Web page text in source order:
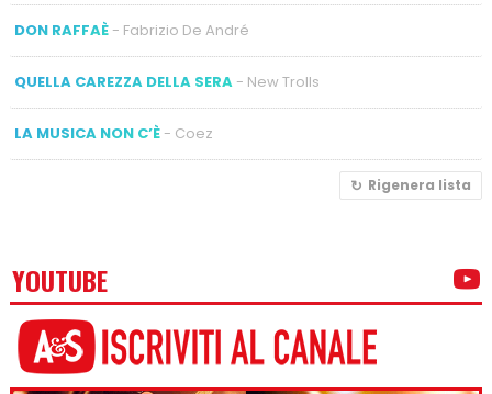
DON RAFFAÈ- Fabrizio De André
QUELLA CAREZZA DELLA SERA- New Trolls
LA MUSICA NON C’È- Coez
Rigenera lista
YOUTUBE